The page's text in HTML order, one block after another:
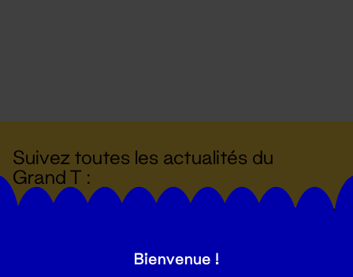
Suivez toutes les actualités du
Grand T :
Bienvenue !